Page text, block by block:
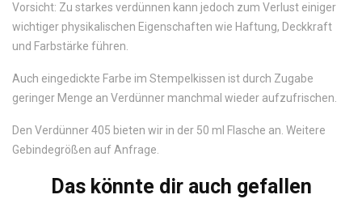
Vorsicht: Zu starkes verdünnen kann jedoch zum Verlust einiger
wichtiger physikalischen Eigenschaften wie Haftung, Deckkraft
und Farbstärke führen.
Auch eingedickte Farbe im Stempelkissen ist durch Zugabe
geringer Menge an Verdünner manchmal wieder aufzufrischen.
Den Verdünner 405 bieten wir in der 50 ml Flasche an. Weitere
Gebindegrößen auf Anfrage.
Das könnte dir auch gefallen